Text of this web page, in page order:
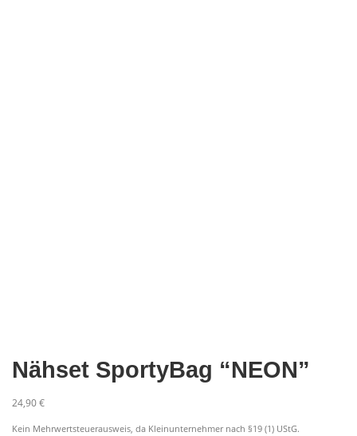
Nähset SportyBag “NEON”
24,90€
Kein Mehrwertsteuerausweis, da Kleinunternehmer nach §19 (1) UStG.